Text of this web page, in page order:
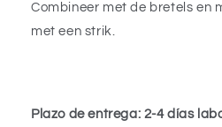
Combineer met de bretels en
met een strik.
Plazo de entrega: 2-4 días